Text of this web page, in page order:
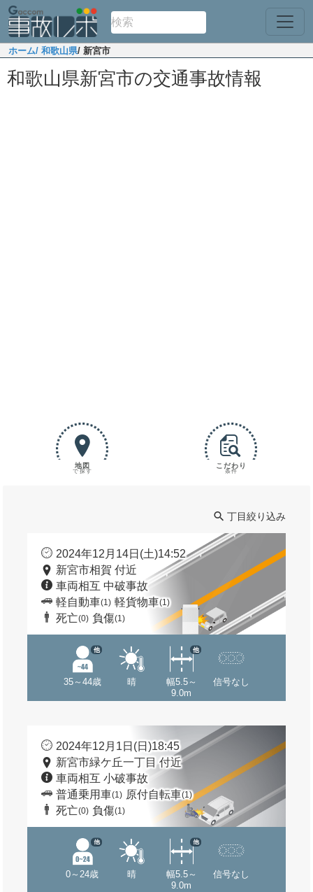
ホーム/ 和歌山県/ 新宮市
和歌山県新宮市の交通事故情報
地図
で探す
こだわり
条件
丁目絞り込み
2024年12月14日(土)14:52
新宮市相賀 付近
車両相互 中破事故
軽自動車(1) 軽貨物車(1)
死亡(0) 負傷(1)
35～44歳
他
晴
幅5.5～
9.0m
他
信号なし
2024年12月1日(日)18:45
新宮市緑ケ丘一丁目 付近
車両相互 小破事故
普通乗用車(1) 原付自転車(1)
死亡(0) 負傷(1)
0～24歳
他
晴
幅5.5～
9.0m
他
信号なし